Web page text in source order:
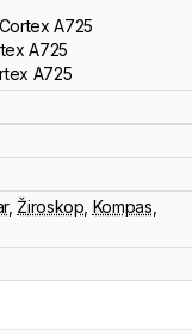
Cortex A725
A725
A725
,Žiroskop Kompas